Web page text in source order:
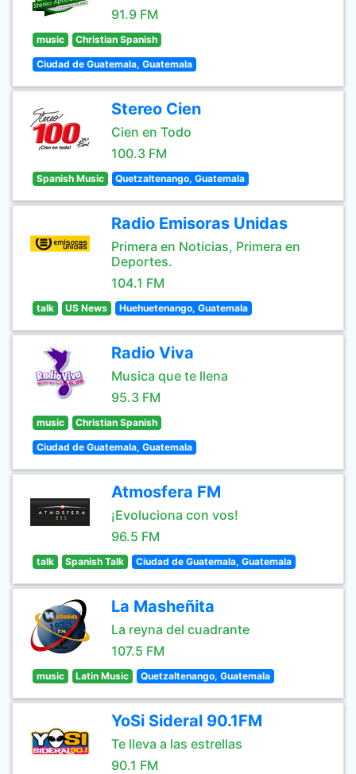
91.9 FM
music Christian Spanish
Ciudad de Guatemala, Guatemala
Stereo Cien
Cien en Todo
100.3 FM
Spanish Music Quetzaltenango, Guatemala
Radio Emisoras Unidas
Primera en Noticias, Primera en
Deportes.
104.1 FM
talk US News Huehuetenango, Guatemala
Radio Viva
Musica que te llena
95.3 FM
music Christian Spanish
Ciudad de Guatemala, Guatemala
Atmosfera FM
¡Evoluciona con vos!
96.5 FM
talk Spanish Talk Ciudad de Guatemala, Guatemala
La Masheñita
La reyna del cuadrante
107.5 FM
music Latin Music Quetzaltenango, Guatemala
YoSi Sideral 90.1FM
Te lleva a las estrellas
90.1 FM